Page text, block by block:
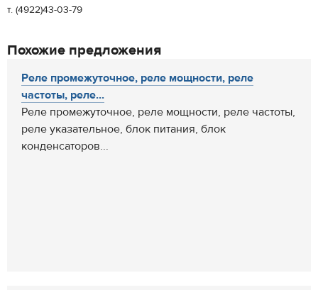
т. (4922)43-03-79
Похожие предложения
Реле промежуточное, реле мощности, реле
частоты, реле...
Реле промежуточное, реле мощности, реле частоты,
реле указательное, блок питания, блок
конденсаторов...